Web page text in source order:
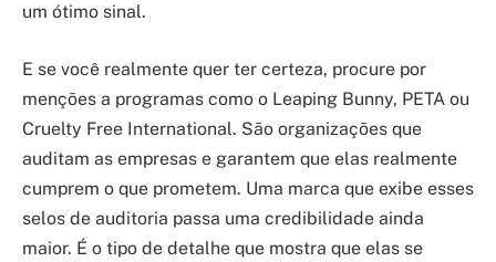
um ótimo sinal.
E se você realmente quer ter certeza, procure por
menções a programas como o Leaping Bunny, PETA ou
Cruelty Free International. São organizações que
auditam as empresas e garantem que elas realmente
cumprem o que prometem. Uma marca que exibe esses
selos de auditoria passa uma credibilidade ainda
maior. É o tipo de detalhe que mostra que elas se